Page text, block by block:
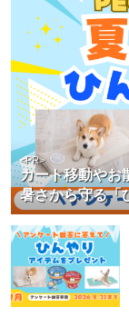
カート移動やお
暑さから守る「
<PR>